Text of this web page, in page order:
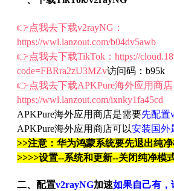
👉点我去下载v2rayNG：
https://wwl.lanzout.com/b04dv5awb
👉点我去下载TikTok：https://
code=FBRra2zU3MZv访问码：b95k
👉点我去下载APKPure海外应用商店
https://wwl.lanzout.com/ixnky1fa45cd
APKPure海外应用商店是需要先配置
APKPure海外应用商店可以安装国外
>>注意：华为鸿蒙系统要先退出纯
>>>>设置--系统和更新--关闭纯净模
二、配置v2rayNG加速如果自己有，